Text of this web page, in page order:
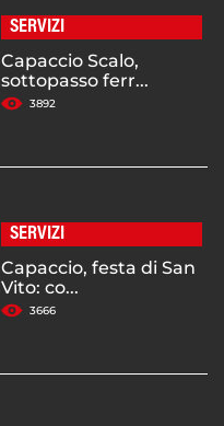
SERVIZI
Capaccio Scalo,
sottopasso ferr...
3892
SERVIZI
Capaccio, festa di San
Vito: co...
3666